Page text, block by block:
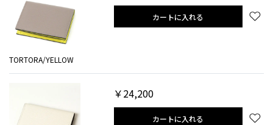
TORTORA/YELLOW
カートに入れる
￥24,200
カートに入れる